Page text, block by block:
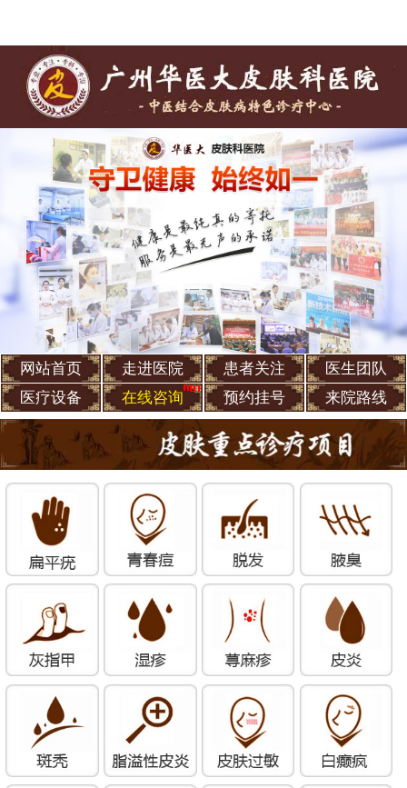
网站首页 走进医院 患者关注
医生团队
医疗设备
在线咨询 预约挂号 来院路线